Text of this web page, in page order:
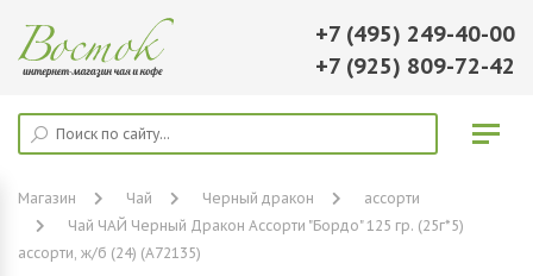
+7 (495) 249-40-00
+7 (925) 809-72-42
Магазин Чай Черный дракон
ассорти
Чай ЧАЙ Черный Дракон Ассорти "Бордо" 125 гр. (25г*5)
ассорти, ж/б (24) (A72135)